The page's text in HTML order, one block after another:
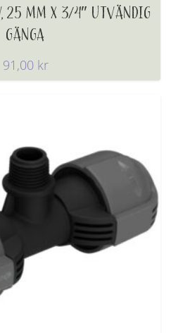
25 MM X 3/4″ UTVÄNDIG
GÄNGA
91,00 kr